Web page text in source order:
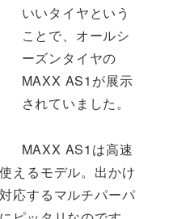
いいタイヤという
ことで、オールシ
ーズンタイヤの
MAXX AS1が展示
されていました。
MAXX AS1は高速
えるモデル。出かけ
応するマルチパーパ